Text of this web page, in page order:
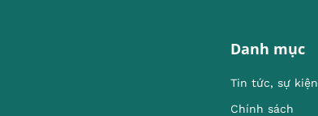
Danh mục
Tin tức, sự kiện
Chính sách